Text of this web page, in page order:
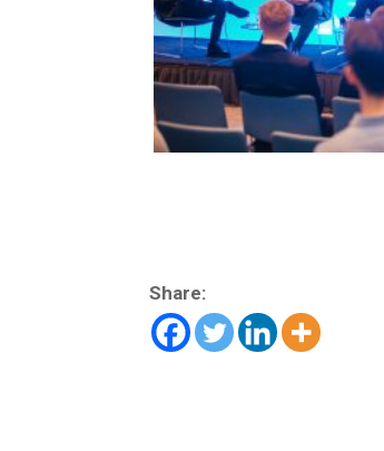
Share: